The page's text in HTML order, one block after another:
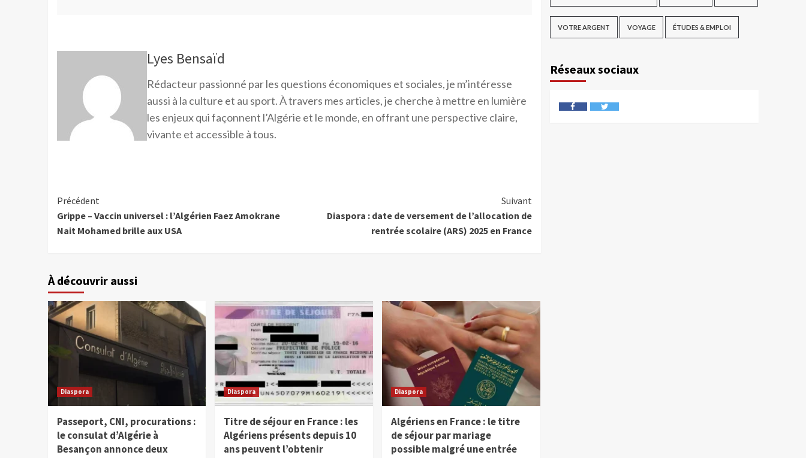
Lyes Bensaïd
Rédacteur passionné par les questions économiques et sociales, je m’intéresse
aussi à la culture et au sport. À travers mes articles, je cherche à mettre en lumière
les enjeux qui façonnent l’Algérie et le monde, en offrant une perspective claire,
vivante et accessible à tous.
Précédent
Grippe – Vaccin universel : l’Algérien Faez Amokrane
Nait Mohamed brille aux USA
Suivant
Diaspora : date de versement de l’allocation de
rentrée scolaire (ARS) 2025 en France
À découvrir aussi
Diaspora
Passeport, CNI, procurations :
le consulat d’Algérie à
Besançon annonce deux
Diaspora
Titre de séjour en France : les
Algériens présents depuis 10
ans peuvent l’obtenir
Diaspora
Algériens en France : le titre
de séjour par mariage
possible malgré une entrée
VOTRE ARGENT VOYAGE ÉTUDES & EMPLOI
Réseaux sociaux